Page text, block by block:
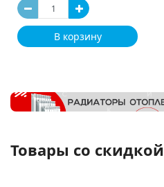
В корзину
Товары со скидкой